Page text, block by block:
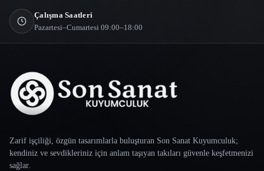
Çalışma Saatleri
Pazartesi–Cumartesi 09:00–18:00
Zarif işçiliği, özgün tasarımlarla buluşturan Son Sanat Kuyumculuk;
kendiniz ve sevdikleriniz için anlam taşıyan takıları güvenle keşfetmenizi
sağlar.